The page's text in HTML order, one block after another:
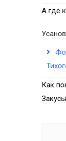
А где
Как